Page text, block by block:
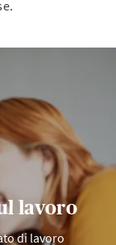
lavoro
di lavoro